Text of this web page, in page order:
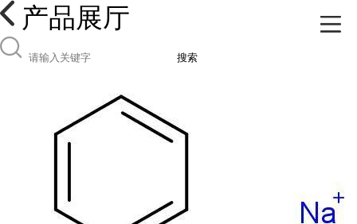
产品展厅
搜索